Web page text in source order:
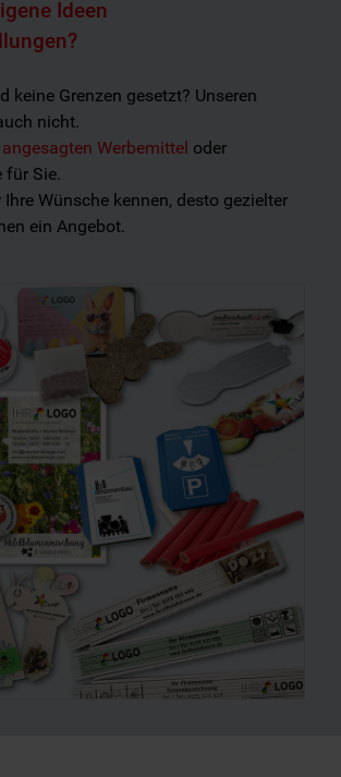
Ideen
keine Grenzen gesetzt? Unseren
nicht.
Werbemittel oder
für Sie.
Wünsche kennen, desto gezielter
ein Angebot.